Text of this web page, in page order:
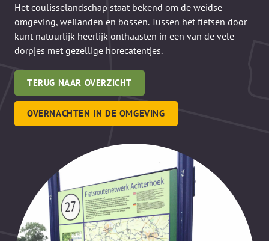
Het coulisselandschap staat bekend om de weidse
omgeving, weilanden en bossen. Tussen het fietsen door
kunt natuurlijk heerlijk onthaasten in een van de vele
dorpjes met gezellige horecatentjes.
TERUG NAAR OVERZICHT
OVERNACHTEN IN DE OMGEVING